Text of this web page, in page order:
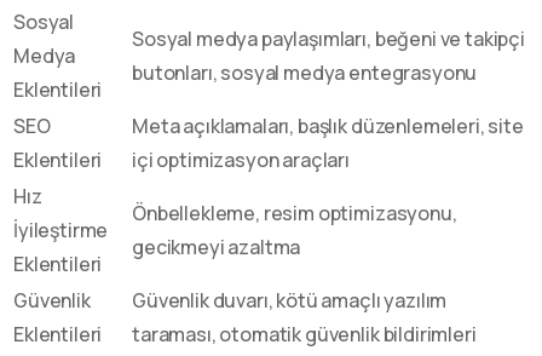
Sosyal
Medya
Eklentileri
Sosyal medya paylaşımları, beğeni ve takipçi
butonları, sosyal medya entegrasyonu
SEO
Eklentileri
Meta açıklamaları, başlık düzenlemeleri, site
içi optimizasyon araçları
Hız
İyileştirme
Eklentileri
Önbellekleme, resim optimizasyonu,
gecikmeyi azaltma
Güvenlik
Eklentileri
Güvenlik duvarı, kötü amaçlı yazılım
taraması, otomatik güvenlik bildirimleri